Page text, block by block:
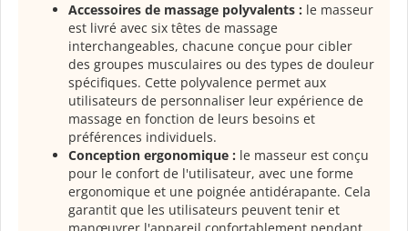
Accessoires de massage polyvalents : le masseur
est livré avec six têtes de massage
interchangeables, chacune conçue pour cibler
des groupes musculaires ou des types de douleur
spécifiques. Cette polyvalence permet aux
utilisateurs de personnaliser leur expérience de
massage en fonction de leurs besoins et
préférences individuels.
Conception ergonomique : le masseur est conçu
pour le confort de l'utilisateur, avec une forme
ergonomique et une poignée antidérapante. Cela
garantit que les utilisateurs peuvent tenir et